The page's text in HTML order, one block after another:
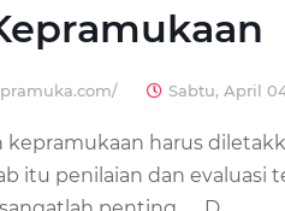
Sabtu, April
harus
itu penilaian dan evaluasi